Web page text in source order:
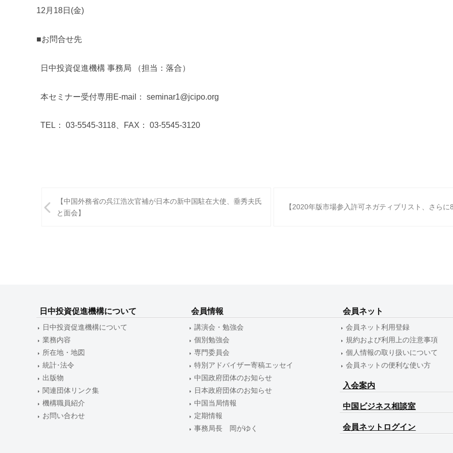
12月18日(金)
■お問合せ先
日中投資促進機構 事務局 （担当：落合）
本セミナー受付専用E-mail： seminar1@jcipo.org
TEL： 03-5545-3118、FAX： 03-5545-3120
稿
シ
ョ
ン
【中国外務省の呉江浩次官補が日本の新中国駐在大使、垂秀夫氏
と面会】
【2020年版市場参入許可ネガティブリスト、さらに
日中投資促進機構について
日中投資促進機構について
業務内容
所在地・地図
統計･法令
出版物
関連団体リンク集
機構職員紹介
お問い合わせ
会員情報
講演会・勉強会
個別勉強会
専門委員会
特別アドバイザー寄稿エッセイ
中国政府団体のお知らせ
日本政府団体のお知らせ
中国当局情報
定期情報
事務局長 岡がゆく
会員ネット
会員ネット利用登録
規約および利用上の注意事項
個人情報の取り扱いについて
会員ネットの便利な使い方
入会案内
中国ビジネス相談室
会員ネットログイン